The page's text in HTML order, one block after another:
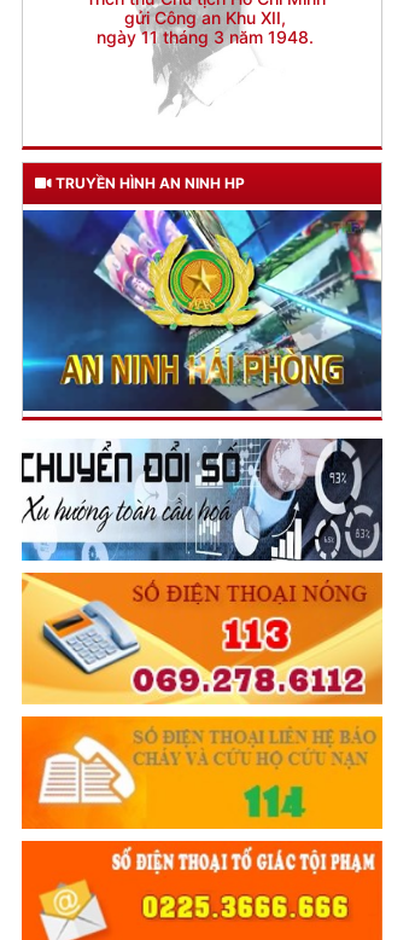
TRUYỀN HÌNH AN NINH HP